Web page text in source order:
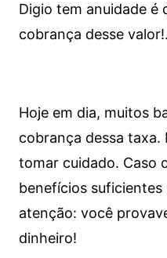
Digio tem anuidade é
cobrança desse valor!.
Hoje em dia, muitos
cobrança dessa
tomar cuidado. Caso
benefícios suficientes
atenção: você
dinheiro!